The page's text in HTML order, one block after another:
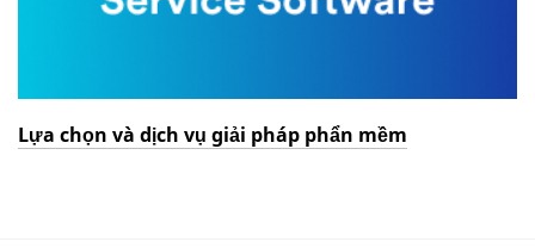
Lựa chọn và dịch vụ giải pháp phẩn mềm